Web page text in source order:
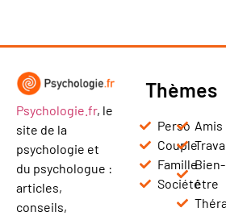
Psychologie.fr, le
site de la
psychologie et
du psychologue :
articles,
conseils,
Thèmes
Perso
Couple
Famille
Société
Amis
Bien-
être